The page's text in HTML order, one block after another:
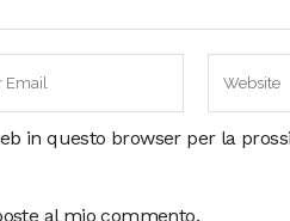
in questo browser per la
al mio commento.